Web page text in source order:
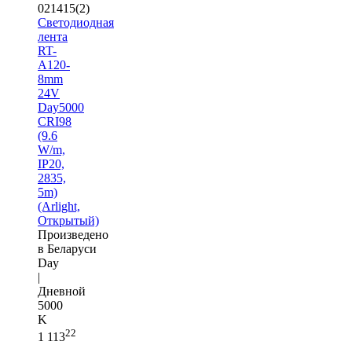
021415(2)
Светодиодная
лента
RT-
A120-
8mm
24V
Day5000
CRI98
(9.6
W/m,
IP20,
2835,
5m)
(Arlight,
Открытый)
Произведено
в Беларуси
Day
|
Дневной
5000
K
1 11322